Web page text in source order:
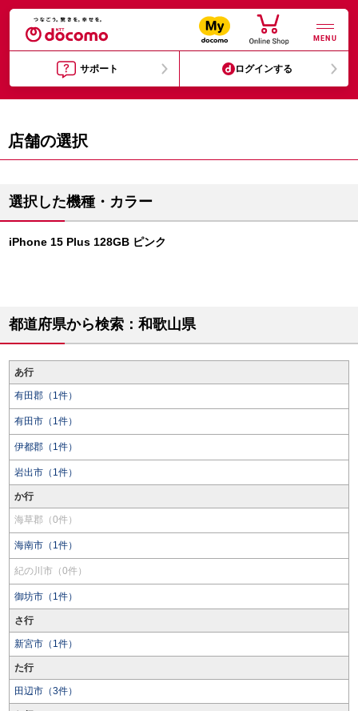
MENU
サポート ログインする
店舗の選択
選択した機種・カラー
iPhone 15 Plus 128GB ピンク
都道府県から検索：和歌山県
あ行
有田郡（1件）
有田市（1件）
伊都郡（1件）
岩出市（1件）
か行
海草郡（0件）
海南市（1件）
紀の川市（0件）
御坊市（1件）
さ行
新宮市（1件）
た行
田辺市（3件）